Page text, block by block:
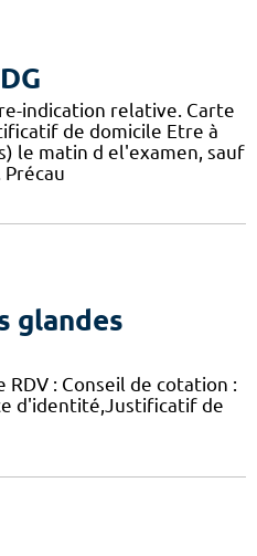
indication relative. Carte
de domicile Etre à
le matin d el'examen, sauf
glandes
: Conseil de cotation :
d'identité,Justificatif de